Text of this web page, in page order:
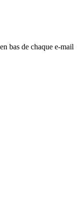
bas de chaque e-mail